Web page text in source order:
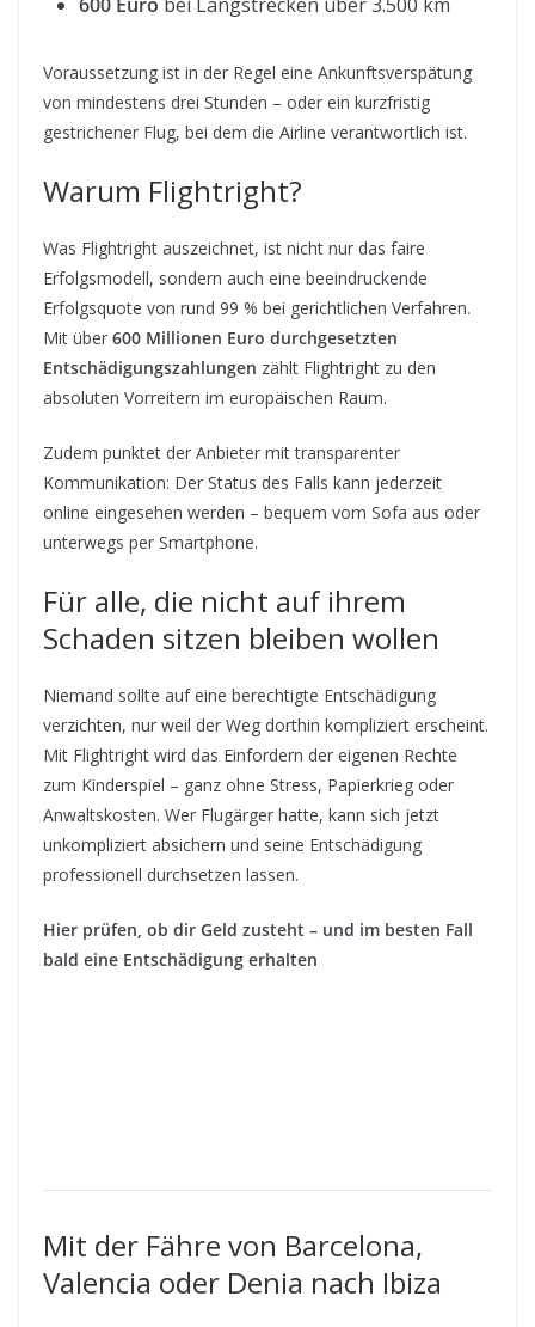
Voraussetzung ist in der Regel eine Ankunftsverspätung
von mindestens drei Stunden – oder ein kurzfristig
gestrichener Flug, bei dem die Airline verantwortlich ist.
Warum Flightright?
Was Flightright auszeichnet, ist nicht nur das faire
Erfolgsmodell, sondern auch eine beeindruckende
Erfolgsquote von rund 99 % bei gerichtlichen Verfahren.
Mit über 600 Millionen Euro durchgesetzten
Entschädigungszahlungen zählt Flightright zu den
absoluten Vorreitern im europäischen Raum.
Zudem punktet der Anbieter mit transparenter
Kommunikation: Der Status des Falls kann jederzeit
online eingesehen werden – bequem vom Sofa aus oder
unterwegs per Smartphone.
Für alle, die nicht auf ihrem
Schaden sitzen bleiben wollen
Niemand sollte auf eine berechtigte Entschädigung
verzichten, nur weil der Weg dorthin kompliziert erscheint.
Mit Flightright wird das Einfordern der eigenen Rechte
zum Kinderspiel – ganz ohne Stress, Papierkrieg oder
Anwaltskosten. Wer Flugärger hatte, kann sich jetzt
unkompliziert absichern und seine Entschädigung
professionell durchsetzen lassen.
Hier prüfen, ob dir Geld zusteht – und im besten Fall
bald eine Entschädigung erhalten
Mit der Fähre von Barcelona,
Valencia oder Denia nach Ibiza